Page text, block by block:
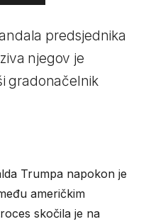
predsjednika
njegov je
gradonačelnik
Trumpa napokon je
američkim
skočila je na